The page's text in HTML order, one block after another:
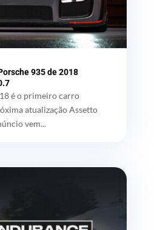
935 de 2018
é o primeiro carro
atualização Assetto
vem...